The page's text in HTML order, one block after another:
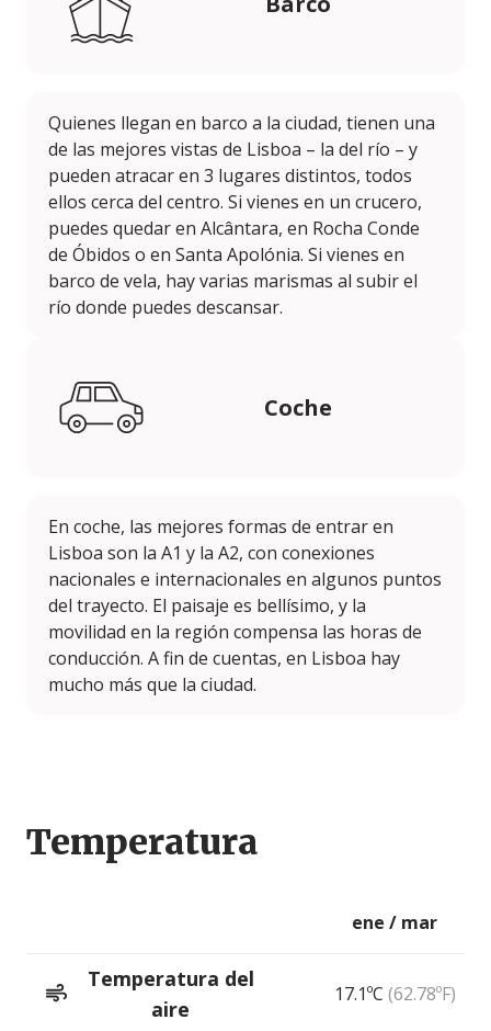
Quienes llegan en barco a la ciudad, tienen una
de las mejores vistas de Lisboa – la del río – y
pueden atracar en 3 lugares distintos, todos
ellos cerca del centro. Si vienes en un crucero,
puedes quedar en Alcântara, en Rocha Conde
de Óbidos o en Santa Apolónia. Si vienes en
barco de vela, hay varias marismas al subir el
río donde puedes descansar.
Coche
En coche, las mejores formas de entrar en
Lisboa son la A1 y la A2, con conexiones
nacionales e internacionales en algunos puntos
del trayecto. El paisaje es bellísimo, y la
movilidad en la región compensa las horas de
conducción. A fin de cuentas, en Lisboa hay
mucho más que la ciudad.
Temperatura
ene / mar
Temperatura del
aire
17.1ºC (62.78ºF)